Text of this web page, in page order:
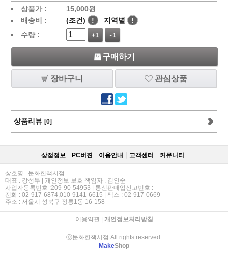
상품가 : 15,000원
배송비 :
(조건) ! 지역별
!
수량 :
+1 -1
구매하기
장바구니 관심상품
상품리뷰 [0]
상점정보 PC버젼 이용안내 고객센터 커뮤니티
상호명 : 문화헌책서점
대표 : 강성두 | 개인정보 보호 책임자 : 김인순
사업자등록번호 :209-90-54953 | 통신판매업신고번호 :
전화 : 02-917-6874,010-9141-6615 | 팩스 : 02-917-0669
주소 : 서울시 성북구 정릉1동 16-158
이용약관| 개인정보처리방침
ⓒ문화헌책서점 All rights reserved.
MakeShop